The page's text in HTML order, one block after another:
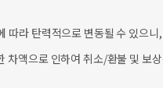
따라 탄력적으로 변동될 수 있으
차액으로 인하여 취소/환불 및 보